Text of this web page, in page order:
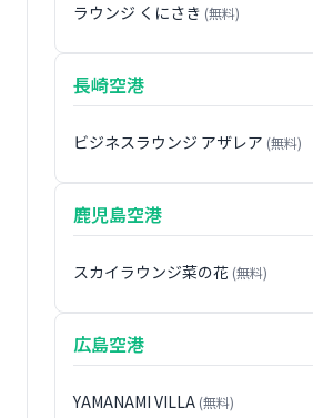
ラウンジ くにさき (無料)
長崎空港
ビジネスラウンジ アザレア (無料)
鹿児島空港
スカイラウンジ菜の花 (無料)
広島空港
YAMANAMI VILLA (無料)